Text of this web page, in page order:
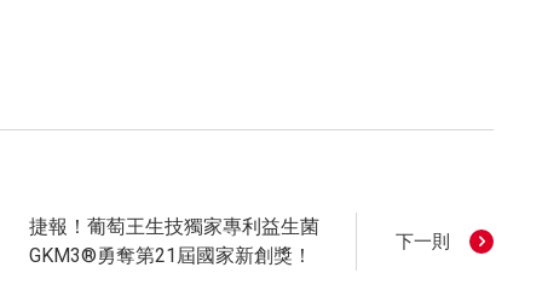
捷報！葡萄王生技獨家專利益生菌
GKM3®勇奪第21屆國家新創獎！
下一則